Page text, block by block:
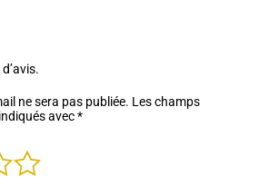
ne sera pas publiée. Les champs
avec*